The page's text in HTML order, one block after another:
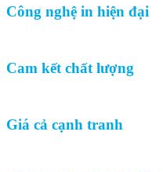
Công nghệ in hiện đại
Cam kết chất lượng
Giá cả cạnh tranh